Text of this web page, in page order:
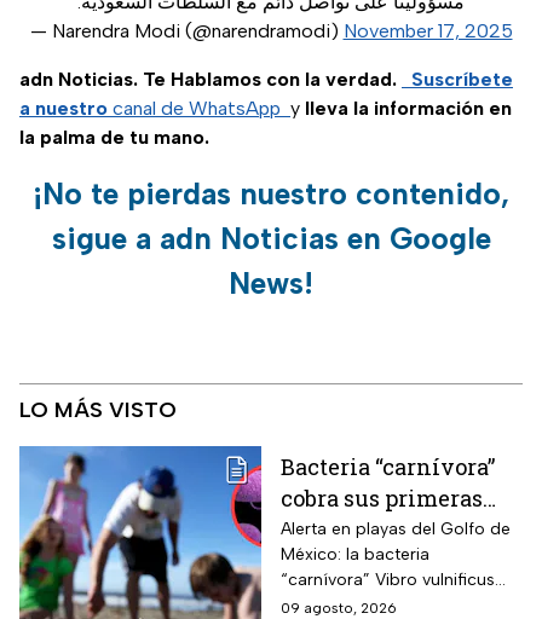
— Narendra Modi (@narendramodi) November 17, 2025
adn Noticias. Te Hablamos con la verdad.
Suscríbete
a nuestro canal de WhatsApp y lleva la información en
la palma de tu mano.
¡No te pierdas nuestro contenido,
sigue a adn Noticias en Google
News!
LO MÁS VISTO
Bacteria “carnívora”
cobra sus primeras
vidas y enciende
alarmas en estas
playas de EUA
Alerta en playas del Golfo de
México: la bacteria
“carnívora” Vibro vulnificus
causa infecciones graves y
09 agosto, 2026